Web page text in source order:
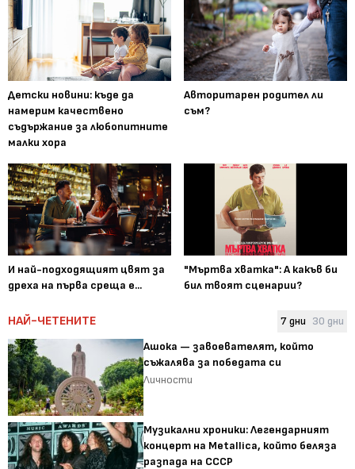
Детски новини: къде да
намерим качествено
съдържание за любопитните
малки хора
Авторитарен родител ли
съм?
И най-подходящият цвят за
дреха на първа среща е...
"Мъртва хватка": А какъв би
бил твоят сценарии?
НАЙ-ЧЕТЕНИТЕ 7 дни 30 дни
Ашока — завоевателят, който
съжалява за победата си
Личности
Музикални хроники: Легендарният
концерт на Metallica, който беляза
разпада на СССР